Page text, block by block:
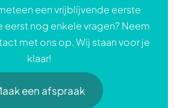
een vrijblijvende eerste
eerst nog enkele vragen? Neem
met ons op. Wij staan voor je
klaar!
een afspraak